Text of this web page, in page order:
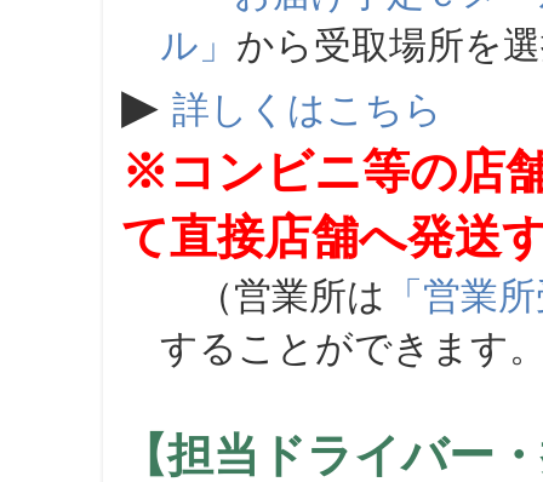
ル」 から受取場所を
▶ 詳しくはこちら
※コンビニ等の店
て直接店舗へ発送
（営業所は 「営業
することができます
【担当ドライバー